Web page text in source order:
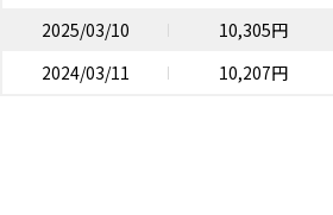
2025/03/10
10,305円
2024/03/11
10,207円